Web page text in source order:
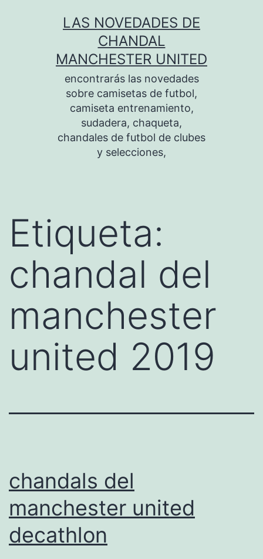
LAS NOVEDADES DE
CHANDAL
MANCHESTER UNITED
encontrarás las novedades
sobre camisetas de futbol,
camiseta entrenamiento,
sudadera, chaqueta,
chandales de futbol de clubes
y selecciones,
Etiqueta:
chandal del
manchester
united 2019
chandals del
manchester united
decathlon